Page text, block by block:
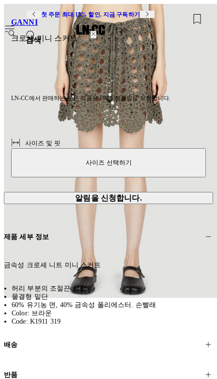
첫 주문 최대 15% 할인. 지금 구독하기
검색
0
GANNI
크로셰 미니 스커트
LN-CC에서 판매하는 모든 제품은 100% 정품임을 보장합니다.
사이즈 및 핏
사이즈 선택하기
알림을 신청합니다.
제품 세부 정보
금속성 크로셰 니트 미니 스커트
허리 부분의 조절끈 고정
물결형 밑단
60% 유기농 면, 40% 금속성 폴리에스터. 손빨래
Color: 브라운
Code: K1911 319
배송
고객님의 위치에 따라 일반 배송과 익스프레스 배송을 제공합니다.
반품